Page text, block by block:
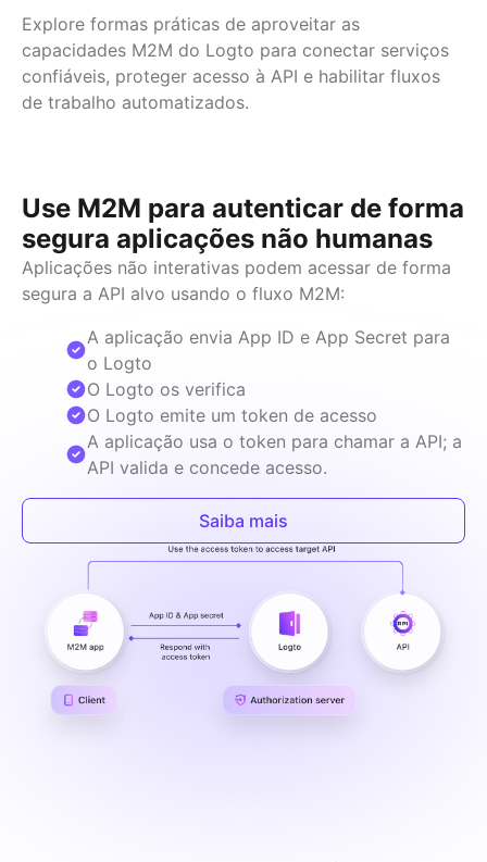
Explore formas práticas de aproveitar as
capacidades M2M do Logto para conectar serviços
confiáveis, proteger acesso à API e habilitar fluxos
de trabalho automatizados.
Use M2M para autenticar de forma
segura aplicações não humanas
Aplicações não interativas podem acessar de forma
segura a API alvo usando o fluxo M2M:
A aplicação envia App ID e App Secret para
o Logto
O Logto os verifica
O Logto emite um token de acesso
A aplicação usa o token para chamar a API; a
API valida e concede acesso.
Saiba mais